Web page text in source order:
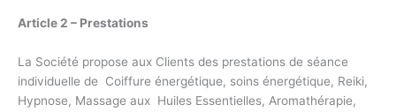
Article 2 – Prestations
La Société propose aux Clients des prestations de séance
individuelle de Coiffure énergétique, soins énergétique, Reiki,
Hypnose, Massage aux Huiles Essentielles, Aromathérapie,